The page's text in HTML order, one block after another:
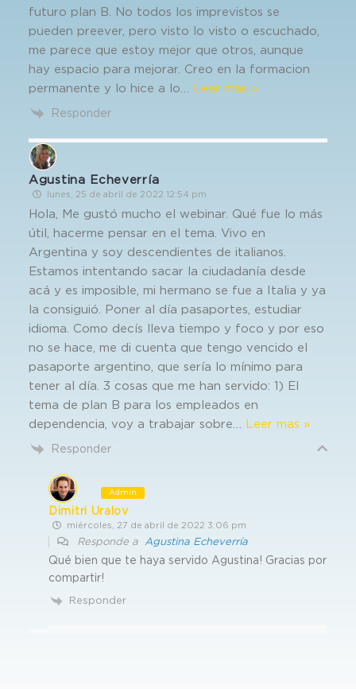
futuro plan B. No todos los imprevistos se
pueden preever, pero visto lo visto o escuchado,
me parece que estoy mejor que otros, aunque
hay espacio para mejorar. Creo en la formacion
permanente y lo hice a lo
Leer mas »
Responder
Agustina Echeverría
lunes, 25 de abril de 2022 12:54 pm
Hola, Me gustó mucho el webinar. Qué fue lo más
útil, hacerme pensar en el tema. Vivo en
Argentina y soy descendientes de italianos.
Estamos intentando sacar la ciudadanía desde
acá y es imposible, mi hermano se fue a Italia y ya
la consiguió. Poner al día pasaportes, estudiar
idioma. Como decís lleva tiempo y foco y por eso
no se hace, me di cuenta que tengo vencido el
pasaporte argentino, que sería lo mínimo para
tener al día. 3 cosas que me han servido: 1) El
tema de plan B para los empleados en
dependencia, voy a trabajar sobre
Leer mas »
Responder
Admin
Dimitri Uralov
miércoles, 27 de abril de 2022 3:06 pm
Responde a Agustina Echeverría
Qué bien que te haya servido Agustina! Gracias por
compartir!
Responder